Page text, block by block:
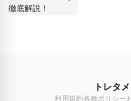
トレタメ
利用規約各種ポリシー